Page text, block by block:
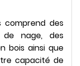
comprend des
de nage, des
bois ainsi que
capacité de